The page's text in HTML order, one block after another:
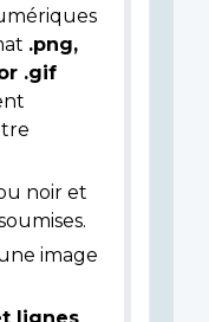
.png,
.gif
noir et
image